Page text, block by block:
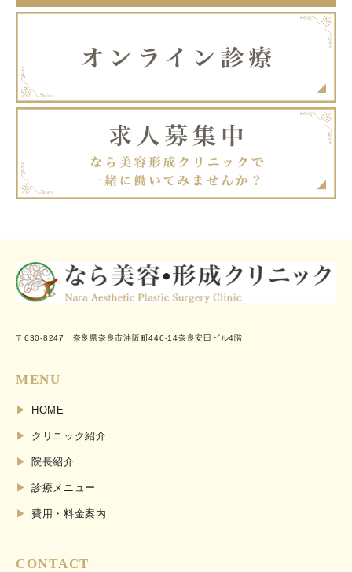
〒630-8247 奈良県奈良市油阪町446-14奈良安田ビル4階
MENU
HOME
クリニック紹介
院長紹介
診療メニュー
費用・料金案内
CONTACT